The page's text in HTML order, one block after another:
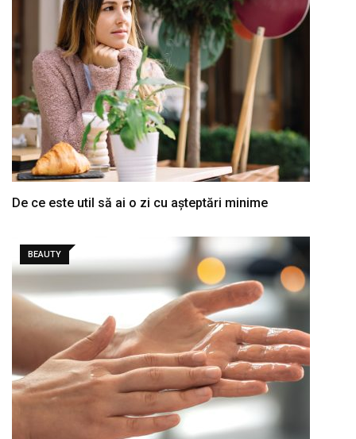
De ce este util să ai o zi cu așteptări minime
BEAUTY